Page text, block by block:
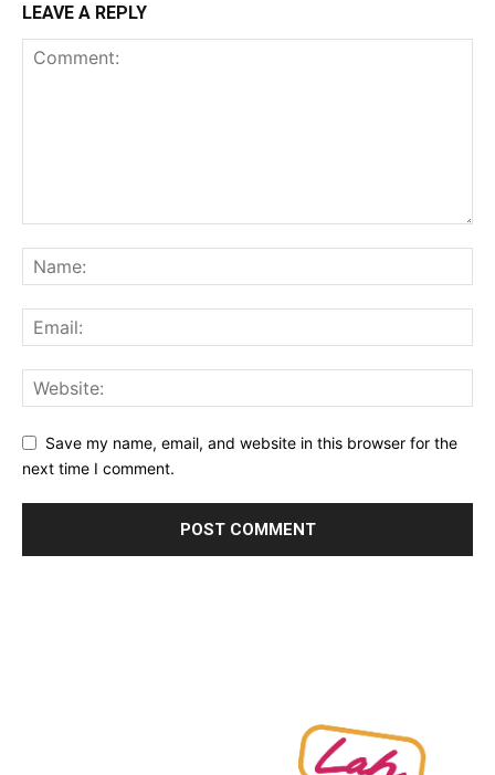
LEAVE A REPLY
Save my name, email, and website in this browser for the
next time I comment.